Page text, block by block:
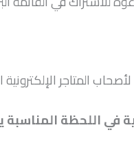
المتاجر الإلكترونية
اللحظة المناسبة